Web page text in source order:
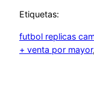
Etiquetas:
futbol replicas
+ venta por mayor,